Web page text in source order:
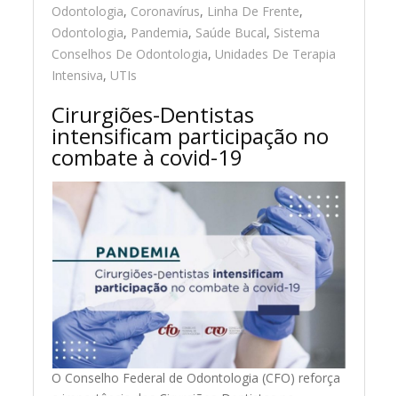
Odontologia, Coronavírus, Linha De Frente,
Odontologia, Pandemia, Saúde Bucal, Sistema
Conselhos De Odontologia, Unidades De Terapia
Intensiva, UTIs
Cirurgiões-Dentistas
intensificam participação no
combate à covid-19
O Conselho Federal de Odontologia (CFO) reforça